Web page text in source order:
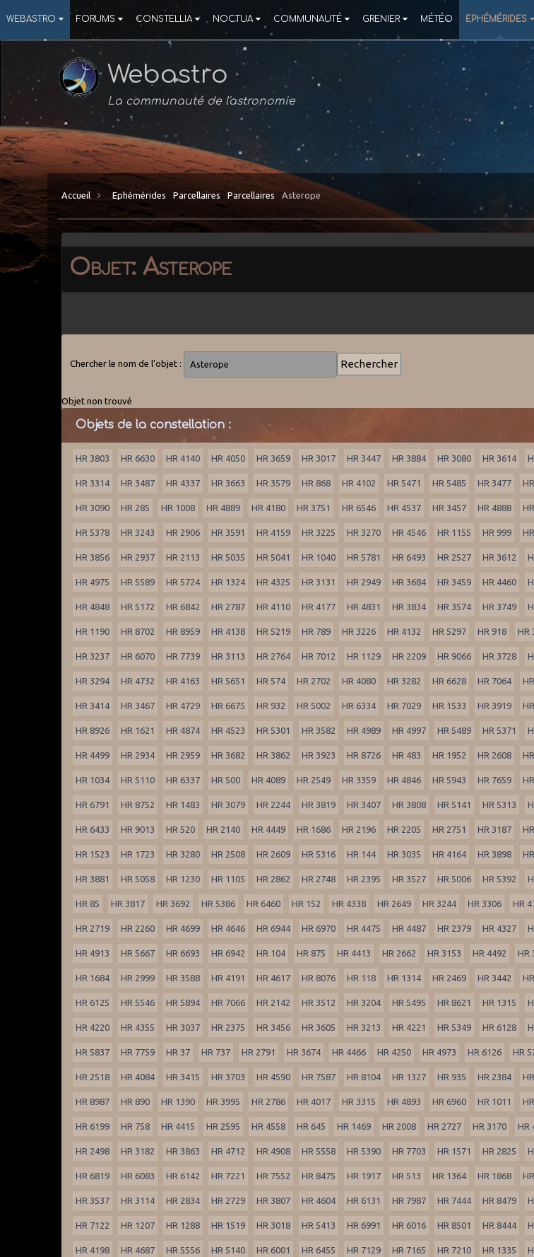
WEBASTRO FORUMS CONSTELLIA NOCTUA COMMUNAUTÉ GRENIER MÉTÉO EPHÉMÉRIDES
Webastro
La communauté de l'astronomie
Accueil Ephémérides Parcellaires Parcellaires Asterope
Objet: Asterope
Chercher le nom de l'objet :
Objet non trouvé
Objets de la constellation :
HR 3803 HR 6630 HR 4140 HR 4050 HR 3659 HR 3017 HR 3447 HR 3884 HR 3080 HR 3614
HR 3314 HR 3487 HR 4337 HR 3663 HR 3579 HR 868 HR 4102 HR 5471 HR 5485 HR 3477
HR 3090 HR 285 HR 1008 HR 4889 HR 4180 HR 3751 HR 6546 HR 4537 HR 3457 HR 4888
HR 5378 HR 3243 HR 2906 HR 3591 HR 4159 HR 3225 HR 3270 HR 4546 HR 1155 HR 999
HR 3856 HR 2937 HR 2113 HR 5035 HR 5041 HR 1040 HR 5781 HR 6493 HR 2527 HR 3612
HR 4975 HR 5589 HR 5724 HR 1324 HR 4325 HR 3131 HR 2949 HR 3684 HR 3459 HR 4460
HR 4848 HR 5172 HR 6842 HR 2787 HR 4110 HR 4177 HR 4831 HR 3834 HR 3574 HR 3749
HR 1190 HR 8702 HR 8959 HR 4138 HR 5219 HR 789 HR 3226 HR 4132 HR 5297 HR 918 HR
HR 3237 HR 6070 HR 7739 HR 3113 HR 2764 HR 7012 HR 1129 HR 2209 HR 9066 HR 3728
HR 3294 HR 4732 HR 4163 HR 5651 HR 574 HR 2702 HR 4080 HR 3282 HR 6628 HR 7064
HR 3414 HR 3467 HR 4729 HR 6675 HR 932 HR 5002 HR 6334 HR 7029 HR 1533 HR 3919
HR 8926 HR 1621 HR 4874 HR 4523 HR 5301 HR 3582 HR 4989 HR 4997 HR 5489 HR 5371
HR 4499 HR 2934 HR 2959 HR 3682 HR 3862 HR 3923 HR 8726 HR 483 HR 1952 HR 2608
HR 1034 HR 5110 HR 6337 HR 500 HR 4089 HR 2549 HR 3359 HR 4846 HR 5943 HR 7659
HR 6791 HR 8752 HR 1483 HR 3079 HR 2244 HR 3819 HR 3407 HR 3808 HR 5141 HR 5313
HR 6433 HR 9013 HR 520 HR 2140 HR 4449 HR 1686 HR 2196 HR 2205 HR 2751 HR 3187
HR 1523 HR 1723 HR 3280 HR 2508 HR 2609 HR 5316 HR 144 HR 3035 HR 4164 HR 3898
HR 3881 HR 5058 HR 1230 HR 1105 HR 2862 HR 2748 HR 2395 HR 3527 HR 5006 HR 5392
HR 85 HR 3817 HR 3692 HR 5386 HR 6460 HR 152 HR 4338 HR 2649 HR 3244 HR 3306 HR
HR 2719 HR 2260 HR 4699 HR 4646 HR 6944 HR 6970 HR 4475 HR 4487 HR 2379 HR 4327
HR 4913 HR 5667 HR 6693 HR 6942 HR 104 HR 875 HR 4413 HR 2662 HR 3153 HR 4492 HR
HR 1684 HR 2999 HR 3588 HR 4191 HR 4617 HR 8076 HR 118 HR 1314 HR 2469 HR 3442
HR 6125 HR 5546 HR 5894 HR 7066 HR 2142 HR 3512 HR 3204 HR 5495 HR 8621 HR 1315
HR 4220 HR 4355 HR 3037 HR 2375 HR 3456 HR 3605 HR 3213 HR 4221 HR 5349 HR 6128
HR 5837 HR 7759 HR 37 HR 737 HR 2791 HR 3674 HR 4466 HR 4250 HR 4973 HR 6126 HR
HR 2518 HR 4084 HR 3415 HR 3703 HR 4590 HR 7587 HR 8104 HR 1327 HR 935 HR 2384
HR 8987 HR 890 HR 1390 HR 3995 HR 2786 HR 4017 HR 3315 HR 4893 HR 6960 HR 1011
HR 6199 HR 758 HR 4415 HR 2595 HR 4558 HR 645 HR 1469 HR 2008 HR 2727 HR 3170 HR
HR 2498 HR 3182 HR 3863 HR 4712 HR 4908 HR 5558 HR 5390 HR 7703 HR 1571 HR 2825
HR 6819 HR 6083 HR 6142 HR 7221 HR 7552 HR 8475 HR 1917 HR 513 HR 1364 HR 1868
HR 3537 HR 3114 HR 2834 HR 2729 HR 3807 HR 4604 HR 6131 HR 7987 HR 7444 HR 8479
HR 7122 HR 1207 HR 1288 HR 1519 HR 3018 HR 5413 HR 6991 HR 6016 HR 8501 HR 8444
HR 4198 HR 4687 HR 5556 HR 5140 HR 6001 HR 6455 HR 7129 HR 7165 HR 7210 HR 1335